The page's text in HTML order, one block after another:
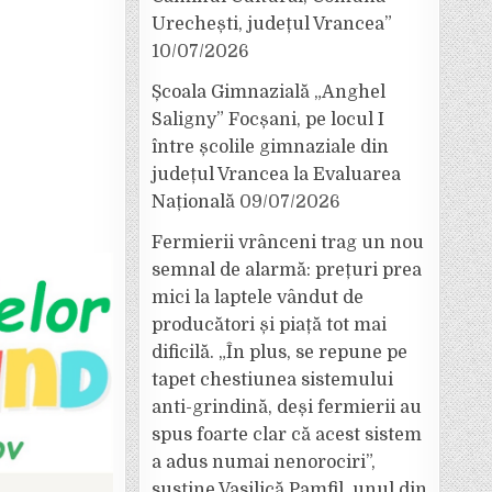
Urechești, județul Vrancea”
10/07/2026
Școala Gimnazială „Anghel
Saligny” Focșani, pe locul I
între școlile gimnaziale din
județul Vrancea la Evaluarea
Națională 09/07/2026
Fermierii vrânceni trag un nou
semnal de alarmă: prețuri prea
mici la laptele vândut de
producători și piață tot mai
dificilă. „În plus, se repune pe
tapet chestiunea sistemului
anti-grindină, deși fermierii au
spus foarte clar că acest sistem
a adus numai nenorociri”,